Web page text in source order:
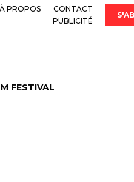
PROPOS
CONTACT
PUBLICITÉ
FESTIVAL